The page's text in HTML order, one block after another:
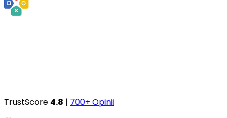
TrustScore 4.8 | 700+ Opinii